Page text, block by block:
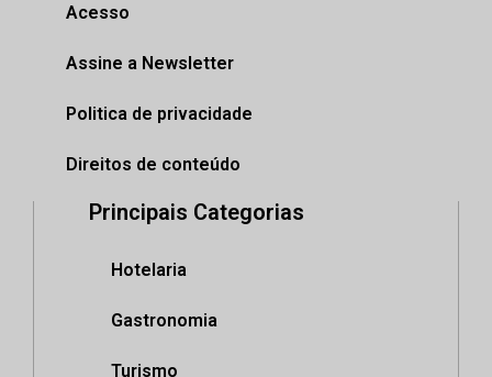
Acesso
Assine a Newsletter
Politica de privacidade
Direitos de conteúdo
Principais Categorias
Hotelaria
Gastronomia
Turismo